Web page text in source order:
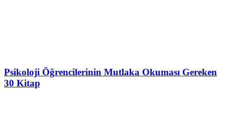
Psikoloji Öğrencilerinin Mutlaka Okuması Gereken
30 Kitap